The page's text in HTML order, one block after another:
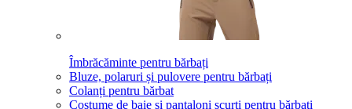
Îmbrăcăminte pentru bărbați
Bluze, polaruri și pulovere pentru bărbați
Colanți pentru bărbat
Costume de baie și pantaloni scurți pentru bărbați